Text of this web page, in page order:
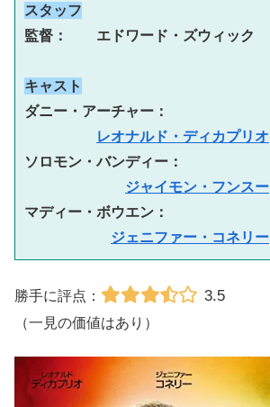
スタッフ
監督：　　エドワード・ズウィック
キャスト
ダニー・アーチャー：
レオナルド・ディカプリオ
ソロモン・バンディー：
ジャイモン・フンスー
マディー・ボウエン：
ジェニファー・コネリー
勝手に評点： 3.5
（一見の価値はあり）